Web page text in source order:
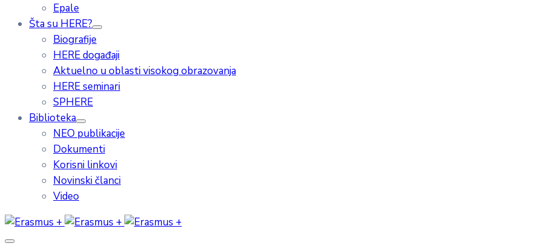
Epale
Šta su HERE?
Biografije
HERE događaji
Aktuelno u oblasti visokog obrazovanja
HERE seminari
SPHERE
Biblioteka
NEO publikacije
Dokumenti
Korisni linkovi
Novinski članci
Video